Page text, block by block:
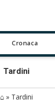
Cronaca
Tardini
⌂» Tardini